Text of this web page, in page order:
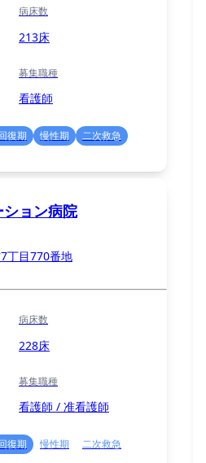
病床数
213床
募集職種
看護師
復期 慢性期
二次救急
ョン病院
丁目770番地
病床数
228床
募集職種
看護師 / 准看護師
復期 慢性期
二次救急